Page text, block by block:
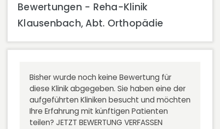
Bewertungen - Reha-Klinik
Klausenbach, Abt. Orthopädie
Bisher wurde noch keine Bewertung für
diese Klinik abgegeben. Sie haben eine der
aufgeführten Kliniken besucht und möchten
Ihre Erfahrung mit künftigen Patienten
teilen? JETZT BEWERTUNG VERFASSEN